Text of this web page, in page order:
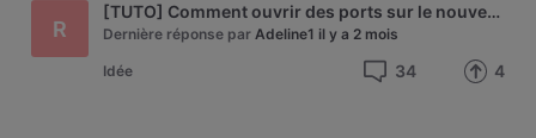
R
[TUTO] Comment ouvrir des ports sur le nouveau modem Technicolor de VOO - modèle CGA4233
Dernière réponse par Adeline1 il y a 2 mois
Idée 34 4